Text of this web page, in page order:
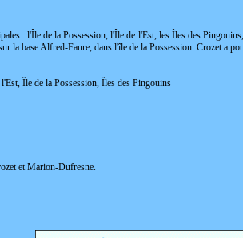
: l'Île de la Possession, l'Île de l'Est, les Îles des
la base Alfred-Faure, dans l'île de la Possession. Crozet a
Île de la Possession, Îles des Pingouins
et Marion-Dufresne.